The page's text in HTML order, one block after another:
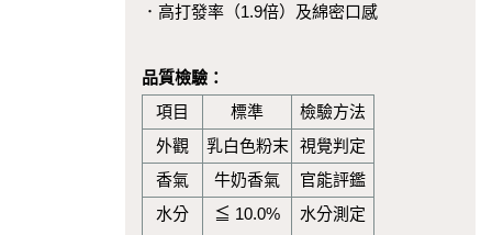
．高打發率（1.9倍）及綿密口感
品質檢驗：
項目
標準
檢驗方法
外觀
乳白色粉末
視覺判定
香氣
牛奶香氣
官能評鑑
水分
≦ 10.0%
水分測定